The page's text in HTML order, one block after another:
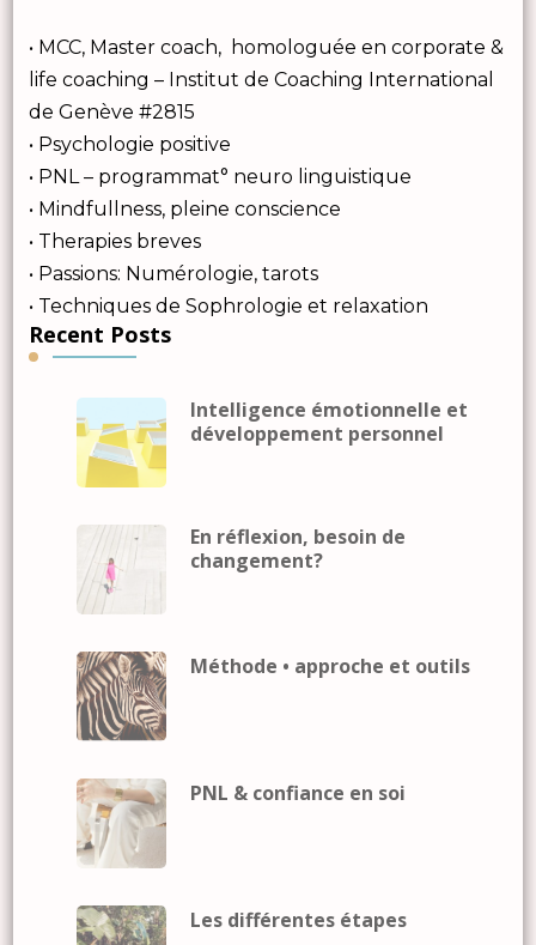
• MCC, Master coach, homologuée en corporate &
life coaching – Institut de Coaching International
de Genève #2815
• Psychologie positive
• PNL – programmat° neuro linguistique
• Mindfullness, pleine conscience
• Therapies breves
• Passions: Numérologie, tarots
• Techniques de Sophrologie et relaxation
Recent Posts
Intelligence émotionnelle et
développement personnel
En réflexion, besoin de
changement?
Méthode • approche et outils
PNL & confiance en soi
Les différentes étapes